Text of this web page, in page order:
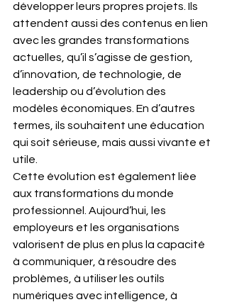
développer leurs propres projets. Ils
attendent aussi des contenus en lien
avec les grandes transformations
actuelles, qu’il s’agisse de gestion,
d’innovation, de technologie, de
leadership ou d’évolution des
modèles économiques. En d’autres
termes, ils souhaitent une éducation
qui soit sérieuse, mais aussi vivante et
utile.
Cette évolution est également liée
aux transformations du monde
professionnel. Aujourd’hui, les
employeurs et les organisations
valorisent de plus en plus la capacité
à communiquer, à résoudre des
problèmes, à utiliser les outils
numériques avec intelligence, à